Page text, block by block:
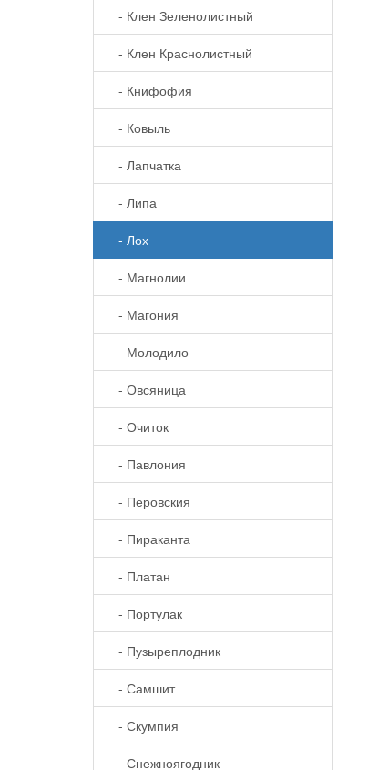
- Клен Зеленолистный
- Клен Краснолистный
- Книфофия
- Ковыль
- Лапчатка
- Липа
- Лох
- Магнолии
- Магония
- Молодило
- Овсяница
- Очиток
- Павлония
- Перовския
- Пираканта
- Платан
- Портулак
- Пузыреплодник
- Самшит
- Скумпия
- Снежноягодник